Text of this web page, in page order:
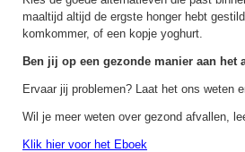
maaltijd altijd de ergste honger hebt
komkommer, of een kopje yoghurt.
Ben jij op een gezonde manier aan het
Ervaar jij problemen? Laat het ons weten
Wil je meer weten over gezond afvallen,
Klik hier voor het Eboek